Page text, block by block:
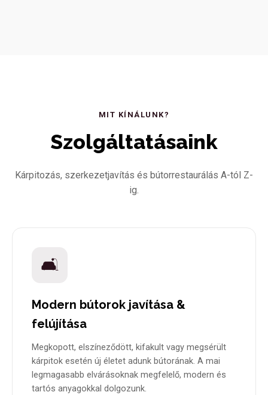
MIT KÍNÁLUNK?
Szolgáltatásaink
Kárpitozás, szerkezetjavítás és bútorrestaurálás A-tól Z-
ig.
🛋️
Modern bútorok javítása &
felújítása
Megkopott, elszíneződött, kifakult vagy megsérült
kárpitok esetén új életet adunk bútorának. A mai
legmagasabb elvárásoknak megfelelő, modern és
tartós anyagokkal dolgozunk.